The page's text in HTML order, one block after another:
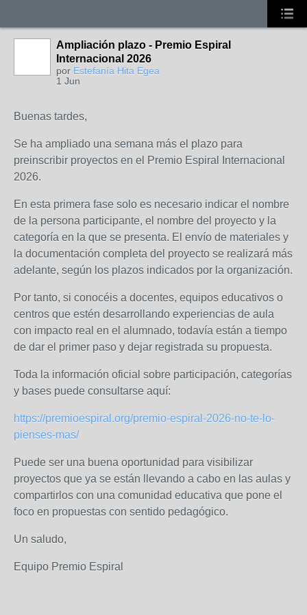
Ampliación plazo - Premio Espiral
Internacional 2026
por Estefanía Hita Egea
1 Jun
Buenas tardes,
Se ha ampliado una semana más el plazo para
preinscribir proyectos en el Premio Espiral Internacional
2026.
En esta primera fase solo es necesario indicar el nombre
de la persona participante, el nombre del proyecto y la
categoría en la que se presenta. El envío de materiales y
la documentación completa del proyecto se realizará más
adelante, según los plazos indicados por la organización.
Por tanto, si conocéis a docentes, equipos educativos o
centros que estén desarrollando experiencias de aula
con impacto real en el alumnado, todavía están a tiempo
de dar el primer paso y dejar registrada su propuesta.
Toda la información oficial sobre participación, categorías
y bases puede consultarse aquí:
https://premioespiral.org/premio-espiral-2026-no-te-lo-
pienses-mas/
Puede ser una buena oportunidad para visibilizar
proyectos que ya se están llevando a cabo en las aulas y
compartirlos con una comunidad educativa que pone el
foco en propuestas con sentido pedagógico.
Un saludo,
Equipo Premio Espiral